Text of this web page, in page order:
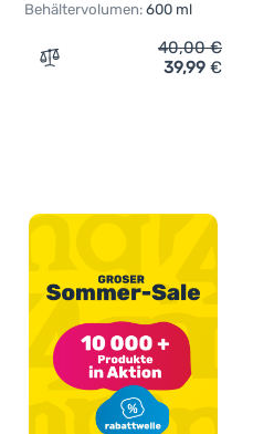
Regatta Thermulate
Behältervolumen: 600 ml
Zum Vergleich
40,00€
39,99 €